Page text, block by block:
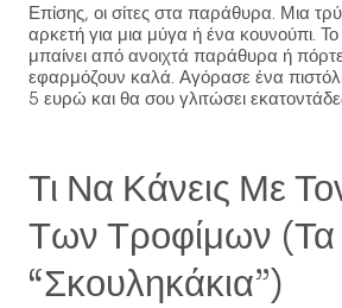
Επίσης, οι σίτες στα παράθυρα. Μια
αρκετή για μια μύγα ή ένα κουνούπι.
μπαίνει από ανοιχτά παράθυρα ή
εφαρμόζουν καλά. Αγόρασε ένα πιστόλι
5 ευρώ και θα σου γλιτώσει
Τι Να Κάνεις Με
Των Τροφίμων (τα
“σκουληκάκια”)